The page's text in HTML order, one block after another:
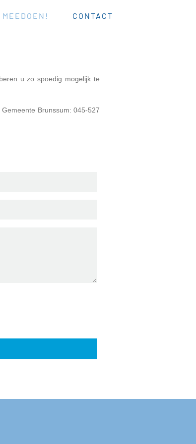
CONTACT
u zo spoedig mogelijk te
Gemeente Brunssum: 045-527